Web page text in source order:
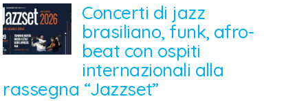
Concerti di jazz
brasiliano, funk, afro-
beat con ospiti
internazionali alla
rassegna “Jazzset”